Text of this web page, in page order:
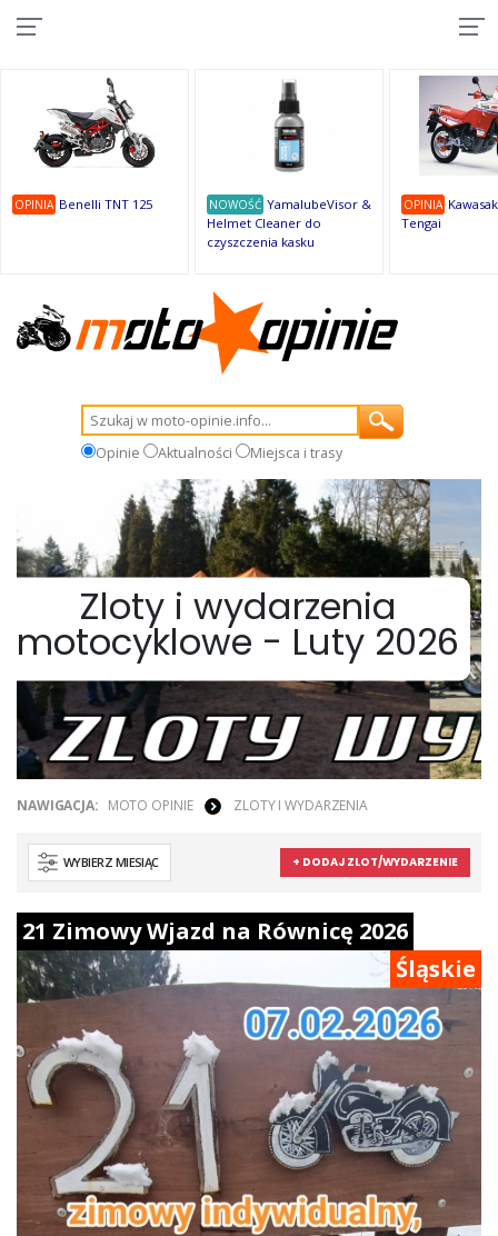
OPINIA Benelli TNT 125 NOWOŚĆ YamalubeVisor &
Helmet Cleaner do
czyszczenia kasku
OPINIA
Tengai
Opinie Aktualności Miejsca i trasy
Zloty i wydarzenia
motocyklowe - Luty 2026
NAWIGACJA: MOTO OPINIE ZLOTY I WYDARZENIA
WYBIERZ MIESIĄC + DODAJ ZLOT/WYDARZENIE
21 Zimowy Wjazd na Równicę 2026
Śląskie